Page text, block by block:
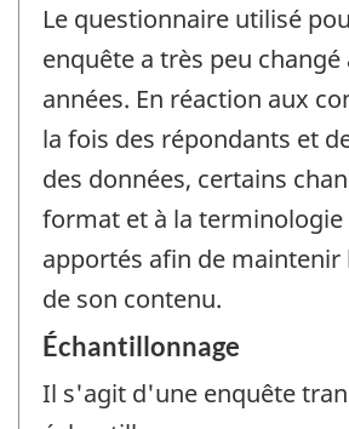
Le questionnaire utilisé
enquête a très peu changé
années. En réaction aux
la fois des répondants et
des données, certains
format et à la terminologie
apportés afin de maintenir
de son contenu.
Échantillonnage
Il s'agit d'une enquête